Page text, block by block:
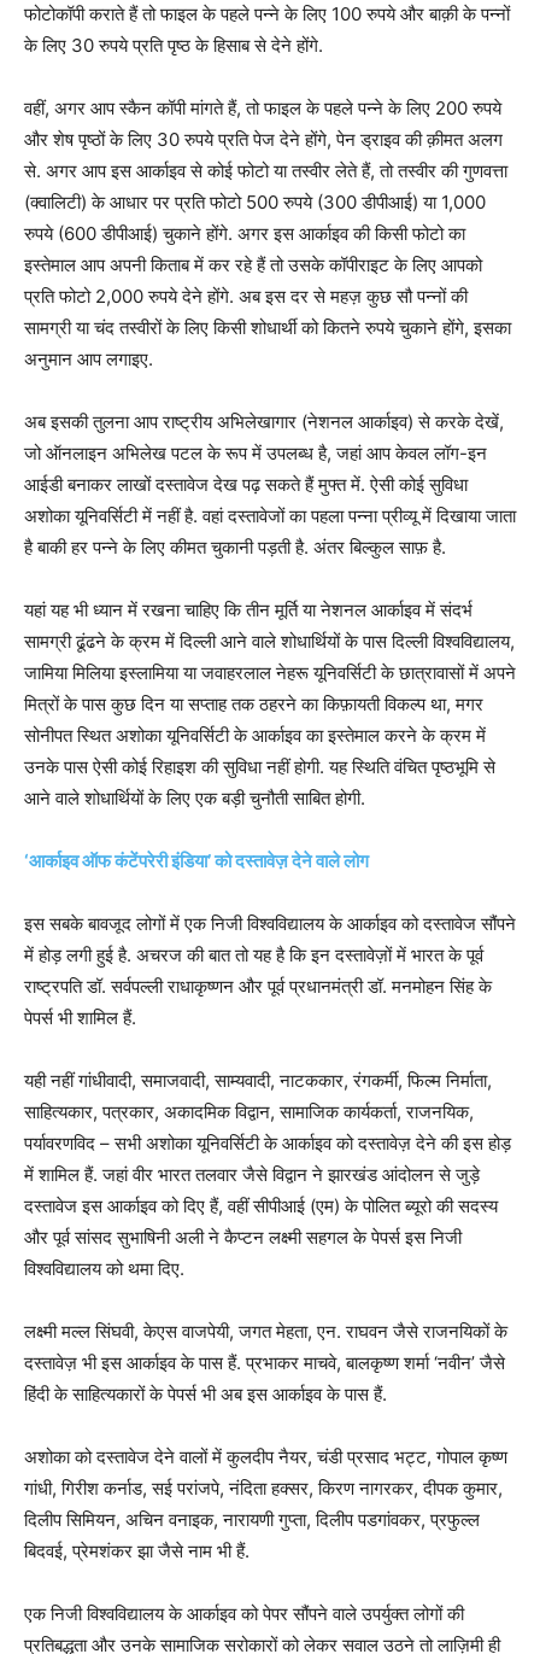
फोटोकॉपी कराते हैं तो फाइल के पहले पन्ने के लिए 100 रुपये और बाक़ी के पन्नों
के लिए 30 रुपये प्रति पृष्ठ के हिसाब से देने होंगे.
वहीं, अगर आप स्कैन कॉपी मांगते हैं, तो फाइल के पहले पन्ने के लिए 200 रुपये
और शेष पृष्ठों के लिए 30 रुपये प्रति पेज देने होंगे, पेन ड्राइव की क़ीमत अलग
से. अगर आप इस आर्काइव से कोई फोटो या तस्वीर लेते हैं, तो तस्वीर की गुणवत्ता
(क्वालिटी) के आधार पर प्रति फोटो 500 रुपये (300 डीपीआई) या 1,000
रुपये (600 डीपीआई) चुकाने होंगे. अगर इस आर्काइव की किसी फोटो का
इस्तेमाल आप अपनी किताब में कर रहे हैं तो उसके कॉपीराइट के लिए आपको
प्रति फोटो 2,000 रुपये देने होंगे. अब इस दर से महज़ कुछ सौ पन्नों की
सामग्री या चंद तस्वीरों के लिए किसी शोधार्थी को कितने रुपये चुकाने होंगे, इसका
अनुमान आप लगाइए.
अब इसकी तुलना आप राष्ट्रीय अभिलेखागार (नेशनल आर्काइव) से करके देखें,
जो ऑनलाइन अभिलेख पटल के रूप में उपलब्ध है, जहां आप केवल लॉग-इन
आईडी बनाकर लाखों दस्तावेज देख पढ़ सकते हैं मुफ्त में. ऐसी कोई सुविधा
अशोका यूनिवर्सिटी में नहीं है. वहां दस्तावेजों का पहला पन्ना प्रीव्यू में दिखाया जाता
है बाकी हर पन्ने के लिए कीमत चुकानी पड़ती है. अंतर बिल्कुल साफ़ है.
यहां यह भी ध्यान में रखना चाहिए कि तीन मूर्ति या नेशनल आर्काइव में संदर्भ
सामग्री ढूंढने के क्रम में दिल्ली आने वाले शोधार्थियों के पास दिल्ली विश्वविद्यालय,
जामिया मिलिया इस्लामिया या जवाहरलाल नेहरू यूनिवर्सिटी के छात्रावासों में अपने
मित्रों के पास कुछ दिन या सप्ताह तक ठहरने का किफ़ायती विकल्प था, मगर
सोनीपत स्थित अशोका यूनिवर्सिटी के आर्काइव का इस्तेमाल करने के क्रम में
उनके पास ऐसी कोई रिहाइश की सुविधा नहीं होगी. यह स्थिति वंचित पृष्ठभूमि से
आने वाले शोधार्थियों के लिए एक बड़ी चुनौती साबित होगी.
‘आर्काइव ऑफ कंटेंपरेरी इंडिया’ को दस्तावेज़ देने वाले लोग
इस सबके बावजूद लोगों में एक निजी विश्वविद्यालय के आर्काइव को दस्तावेज सौंपने
में होड़ लगी हुई है. अचरज की बात तो यह है कि इन दस्तावेज़ों में भारत के पूर्व
राष्ट्रपति डॉ. सर्वपल्ली राधाकृष्णन और पूर्व प्रधानमंत्री डॉ. मनमोहन सिंह के
पेपर्स भी शामिल हैं.
यही नहीं गांधीवादी, समाजवादी, साम्यवादी, नाटककार, रंगकर्मी, फिल्म निर्माता,
साहित्यकार, पत्रकार, अकादमिक विद्वान, सामाजिक कार्यकर्ता, राजनयिक,
पर्यावरणविद – सभी अशोका यूनिवर्सिटी के आर्काइव को दस्तावेज़ देने की इस होड़
में शामिल हैं. जहां वीर भारत तलवार जैसे विद्वान ने झारखंड आंदोलन से जुड़े
दस्तावेज इस आर्काइव को दिए हैं, वहीं सीपीआई (एम) के पोलित ब्यूरो की सदस्य
और पूर्व सांसद सुभाषिनी अली ने कैप्टन लक्ष्मी सहगल के पेपर्स इस निजी
विश्वविद्यालय को थमा दिए.
लक्ष्मी मल्ल सिंघवी, केएस वाजपेयी, जगत मेहता, एन. राघवन जैसे राजनयिकों के
दस्तावेज़ भी इस आर्काइव के पास हैं. प्रभाकर माचवे, बालकृष्ण शर्मा ‘नवीन’ जैसे
हिंदी के साहित्यकारों के पेपर्स भी अब इस आर्काइव के पास हैं.
अशोका को दस्तावेज देने वालों में कुलदीप नैयर, चंडी प्रसाद भट्ट, गोपाल कृष्ण
गांधी, गिरीश कर्नाड, सई परांजपे, नंदिता हक्सर, किरण नागरकर, दीपक कुमार,
दिलीप सिमियन, अचिन वनाइक, नारायणी गुप्ता, दिलीप पडगांवकर, प्रफुल्ल
बिदवई, प्रेमशंकर झा जैसे नाम भी हैं.
एक निजी विश्वविद्यालय के आर्काइव को पेपर सौंपने वाले उपर्युक्त लोगों की
प्रतिबद्धता और उनके सामाजिक सरोकारों को लेकर सवाल उठने तो लाज़िमी ही